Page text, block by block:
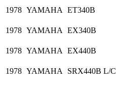
1978 YAMAHA ET340B
1978 YAMAHA EX340B
1978 YAMAHA EX440B
1978 YAMAHA SRX440B L/C